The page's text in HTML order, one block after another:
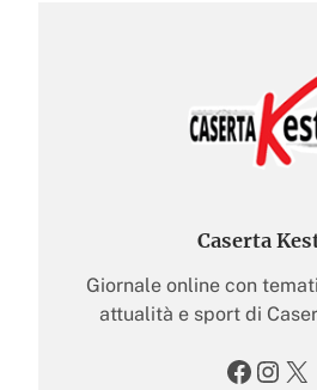
Caserta
Giornale online con
attualità e sport di
Facebook Instagram X